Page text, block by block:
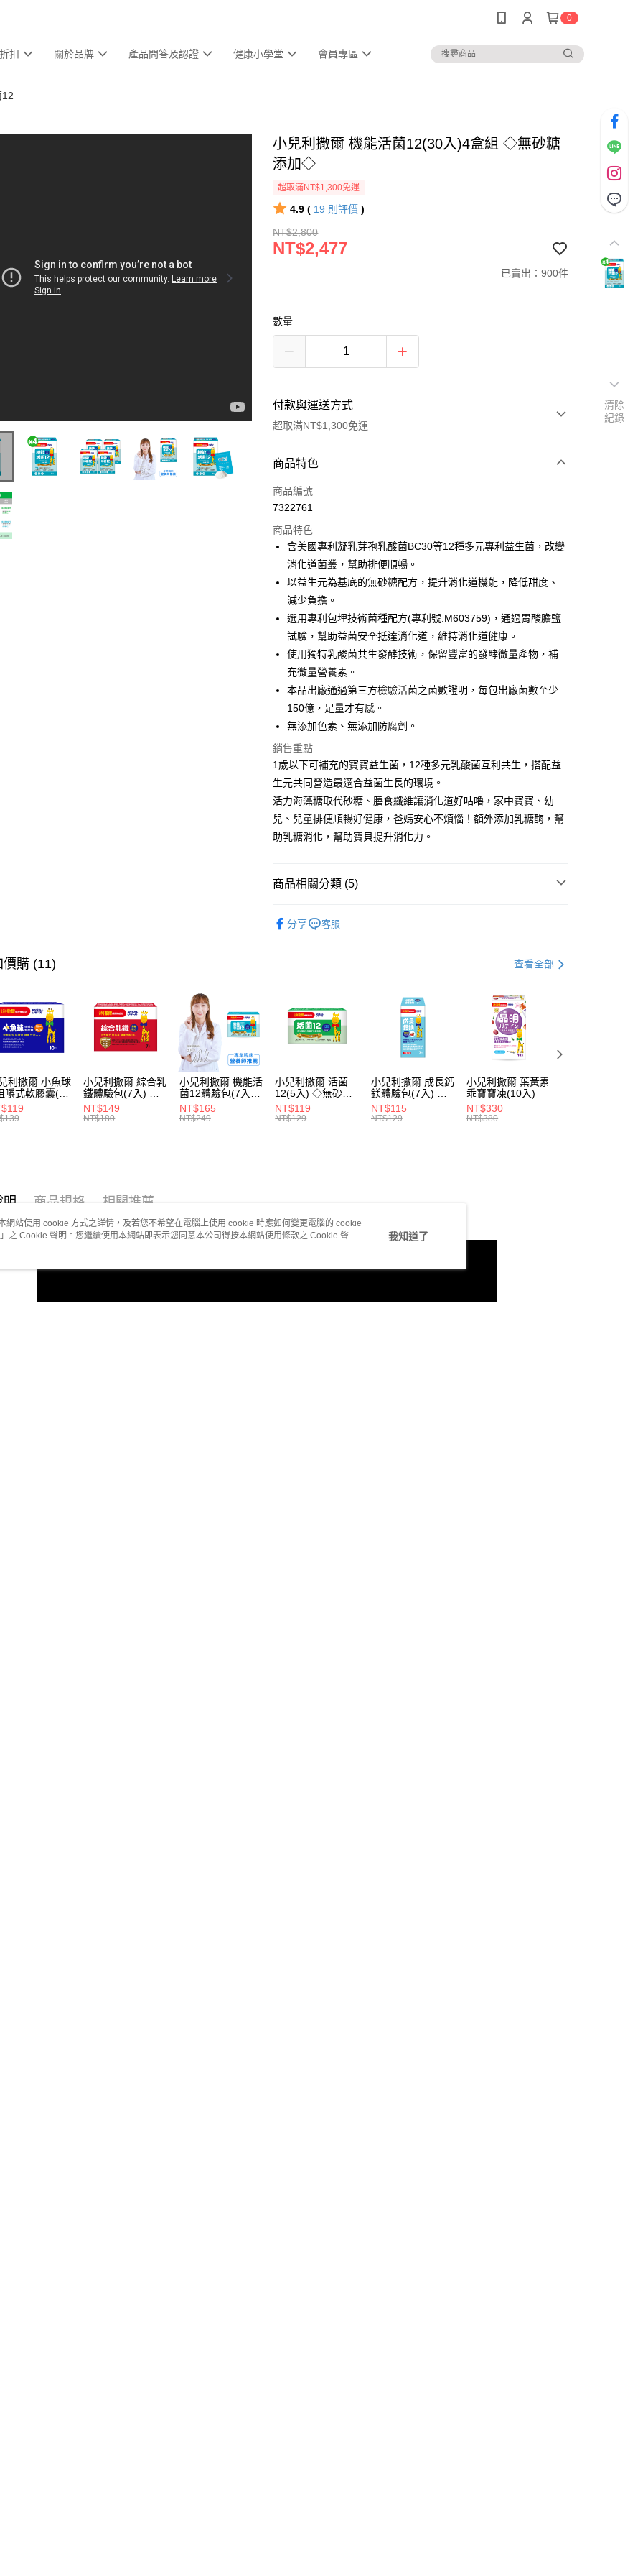
0
扣 關於品牌 產品問答及認證 健康小學堂 會員專區
小兒利撒爾 機能活菌12(30入)4盒組 ◇無砂糖
添加◇
超取滿NT$1,300免運
4.9 ( 19 則評價 )
NT$2,800
NT$2,477
已賣出：900件
數量
付款與運送方式
超取滿NT$1,300免運
付款方式
信用卡一次付款
LINE Pay
Apple Pay
街口支付
悠遊付
Google Pay
全盈+PAY
大哥付你分期
【大哥付你分期使用說明】
1.本服務由台灣大哥大提供，台灣大哥大用戶可立即使用無須另外申請。
2.付款方式選擇「大哥付你分期」，訂單成立後會自動跳轉到大哥付的交易
流程，驗證手機門號後，選擇欲分期的期數、繳款截止日，確認付款後即
完成交易。
3.實際核准額度、可分期數及費用金額請依後續交易確認頁面所載為準。
消。如遇「轉專審核」未通過狀況，表示未達大哥付你分期系統評分，恕
無法說明評估內容。
2.透過簡訊連結打開帳單後，可選擇「超商條碼／台灣大直營門市／銀行轉
【注意事項】
款買賣價金債權讓與本公司後，依約使用本公司帳單繳交帳款。
用，由本公司與您本人進行分期帳單所需資料之確認、核對及更正。
3.完整用戶服務條款，請詳閱以下連結：
https://oppay.tw/userRule
AFTEE先享後付
相關說明
AFTEE先享後付是「在收到商品之後才付款」的支付方式。 讓您購物簡單
便利好安心！
１．簡單：不需註冊會員、不需綁卡、不需儲值。
２．便利：只要手機號碼，簡訊認證，即可結帳。
３．安心：先確認商品／服務後，再付款。
１．於結帳方式選擇「AFTEE先享後付」後，將跳轉至「AFTEE先享後
付」結帳頁面，進行簡訊認證並確認金額後，即可完成結帳。
３．收到繳費通知簡訊後14天內，點擊此簡訊中的連結，可透過四大超商
／ATM／網路銀行／等多元方式進行付款，方視為交易完成。
是否繳費成功／繳費後需取消欲退款等相關疑問，請聯繫「AFTEE先享後
付客戶支援中心」
https://netprotections.freshdesk.com/support/home
【注意事項】
１．透過由恩沛科技股份有限公司提供之「AFTEE先享後付」服務完成之
交易，需依本服務之必要範圍內提供個人資料，並將交易相關給付款項請
２．關於個人資料處理事宜，請瀏覽以下網址：
https://aftee.tw/terms/#terms3
３．未成年的使用者請事先徵得法定代理人或監護人之同意方可使用
「AFTEE先享後付」，若未經同意申辦者引起之損失，本公司不負相關責
ATM付款
運送方式
每筆NT$65，滿NT$1,300(含以上)免運費
每筆NT$65，滿NT$1,300(含以上)免運費
商品特色
商品編號
7322761
商品特色
含美國專利凝乳芽孢乳酸菌BC30等12種多元專利益生菌，改變
消化道菌叢，幫助排便順暢。
以益生元為基底的無砂糖配方，提升消化道機能，降低甜度、
減少負擔。
選用專利包埋技術菌種配方(專利號:M603759)，通過胃酸膽鹽
試驗，幫助益菌安全抵達消化道，維持消化道健康。
使用獨特乳酸菌共生發酵技術，保留豐富的發酵微量產物，補
充微量營養素。
本品出廠通過第三方檢驗活菌之菌數證明，每包出廠菌數至少
150億，足量才有感。
無添加色素、無添加防腐劑。
銷售重點
1歲以下可補充的寶寶益生菌，12種多元乳酸菌互利共生，搭配益
生元共同營造最適合益菌生長的環境。
活力海藻糖取代砂糖、膳食纖維讓消化道好咕嚕，家中寶寶、幼
兒、兒童排便順暢好健康，爸媽安心不煩惱！額外添加乳糖酶，幫
助乳糖消化，幫助寶貝提升消化力。
商品相關分類 (5)
🏆新會員免運｜明星商品推薦
分享 客服
價購 (11) 查看全部
利撒爾 小魚球
嚼式軟膠囊(10
◇OMEGA-
小兒利撒爾 綜合乳
鐵體驗包(7入) ◇
乳鐵蛋白+藻精蛋
白+DHA藻油+專利
NT$149
NT$180
小兒利撒爾 機能活
菌12體驗包(7入)
◇無砂糖添加◇
NT$165
NT$249
小兒利撒爾 活菌
12(5入) ◇無砂糖
添加◇
NT$119
NT$129
小兒利撒爾 成長鈣
鎂體驗包(7入) ◇
補鈣+補鎂+護齒配
方◇
NT$115
NT$129
小兒利撒爾 葉黃素
乖寶寶凍(10入)
NT$330
NT$380
明 商品規格 相關推薦
清除
紀錄
網站使用 cookie 方式之詳情，及若您不希望在電腦上使用 cookie 時應如何變更電腦的 cookie
」之 Cookie 聲明。您繼續使用本網站即表示您同意本公司得按本網站使用條款之 Cookie 聲明
我知道了